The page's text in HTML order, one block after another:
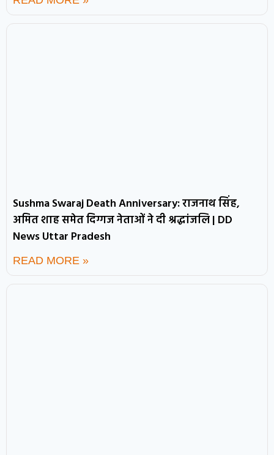
Sushma Swaraj Death Anniversary: राजनाथ सिंह,
अमित शाह समेत दिग्गज नेताओं ने दी श्रद्धांजलि | DD
News Uttar Pradesh
READ MORE »